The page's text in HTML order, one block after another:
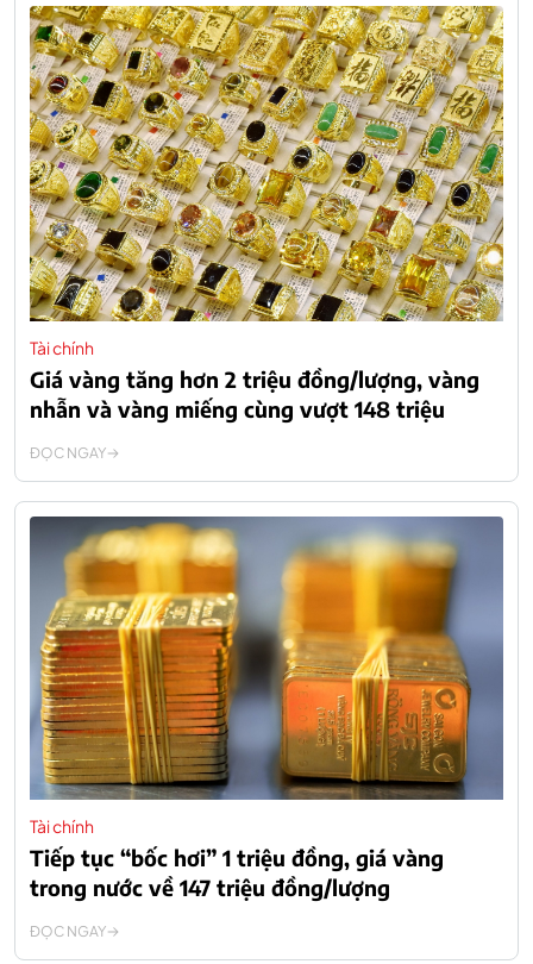
Tài chính
Giá vàng tăng hơn 2 triệu đồng/lượng, vàng
nhẫn và vàng miếng cùng vượt 148 triệu
ĐỌC NGAY
Tài chính
Tiếp tục “bốc hơi” 1 triệu đồng, giá vàng
trong nước về 147 triệu đồng/lượng
ĐỌC NGAY